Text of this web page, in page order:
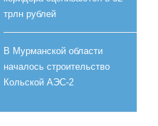
трлн рублей
В Мурманской области
началось строительство
Кольской АЭС-2